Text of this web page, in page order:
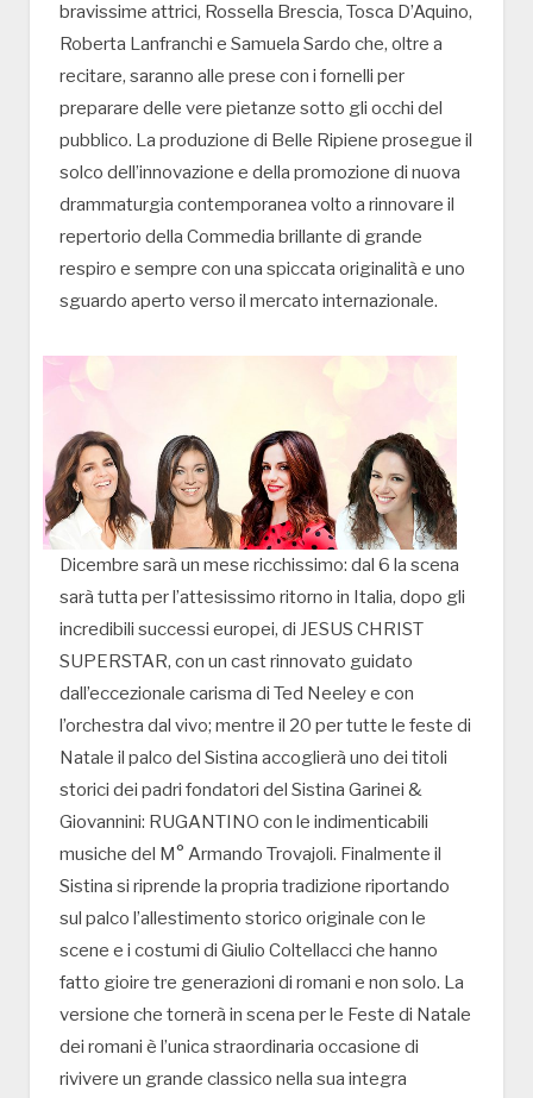
bravissime attrici, Rossella Brescia, Tosca D’Aquino,
Roberta Lanfranchi e Samuela Sardo che, oltre a
recitare, saranno alle prese con i fornelli per
preparare delle vere pietanze sotto gli occhi del
pubblico. La produzione di Belle Ripiene prosegue il
solco dell’innovazione e della promozione di nuova
drammaturgia contemporanea volto a rinnovare il
repertorio della Commedia brillante di grande
respiro e sempre con una spiccata originalità e uno
sguardo aperto verso il mercato internazionale.
Dicembre sarà un mese ricchissimo: dal 6 la scena
sarà tutta per l’attesissimo ritorno in Italia, dopo gli
incredibili successi europei, di JESUS CHRIST
SUPERSTAR, con un cast rinnovato guidato
dall’eccezionale carisma di Ted Neeley e con
l’orchestra dal vivo; mentre il 20 per tutte le feste di
Natale il palco del Sistina accoglierà uno dei titoli
storici dei padri fondatori del Sistina Garinei &
Giovannini: RUGANTINO con le indimenticabili
musiche del M° Armando Trovajoli. Finalmente il
Sistina si riprende la propria tradizione riportando
sul palco l’allestimento storico originale con le
scene e i costumi di Giulio Coltellacci che hanno
fatto gioire tre generazioni di romani e non solo. La
versione che tornerà in scena per le Feste di Natale
dei romani è l’unica straordinaria occasione di
rivivere un grande classico nella sua integra